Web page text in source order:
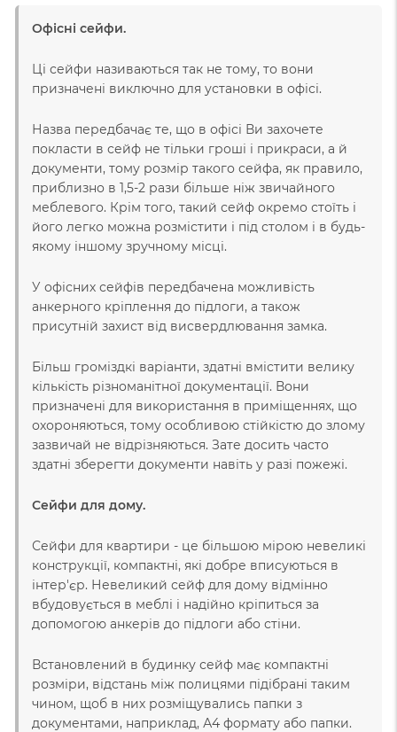
Офісні сейфи.
Ці сейфи називаються так не тому, то вони
призначені виключно для установки в офісі.
Назва передбачає те, що в офісі Ви захочете
покласти в сейф не тільки гроші і прикраси, а й
документи, тому розмір такого сейфа, як правило,
приблизно в 1,5-2 рази більше ніж звичайного
меблевого. Крім того, такий сейф окремо стоїть і
його легко можна розмістити і під столом і в будь-
якому іншому зручному місці.
У офісних сейфів передбачена можливість
анкерного кріплення до підлоги, а також
присутній захист від висвердлювання замка.
Більш громіздкі варіанти, здатні вмістити велику
кількість різноманітної документації. Вони
призначені для використання в приміщеннях, що
охороняються, тому особливою стійкістю до злому
зазвичай не відрізняються. Зате досить часто
здатні зберегти документи навіть у разі пожежі.
Сейфи для дому.
Сейфи для квартири - це більшою мірою невеликі
конструкції, компактні, які добре вписуються в
інтер'єр. Невеликий сейф для дому відмінно
вбудовується в меблі і надійно кріпиться за
допомогою анкерів до підлоги або стіни.
Встановлений в будинку сейф має компактні
розміри, відстань між полицями підібрані таким
чином, щоб в них розміщувались папки з
документами, наприклад, А4 формату або папки.